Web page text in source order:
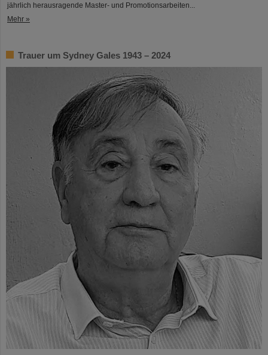
jährlich herausragende Master- und Promotionsarbeiten...
Mehr »
Trauer um Sydney Gales 1943 – 2024